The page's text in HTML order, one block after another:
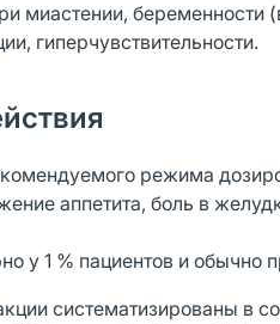
миастении,
гиперчувствительности.
режима
аппетита, боль в
у 1 % пациентов и обычно
систематизированы в